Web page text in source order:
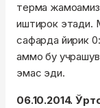
терма жамоамиз
иштирок этади.
сафарда йирик
аммо бу
эмас эди.
06.10.2014.